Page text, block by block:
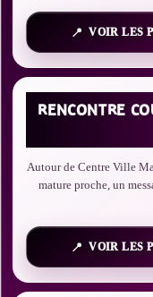
VOIR LES
RENCONTRE
Autour de Centre Ville
mature proche, un
VOIR LES